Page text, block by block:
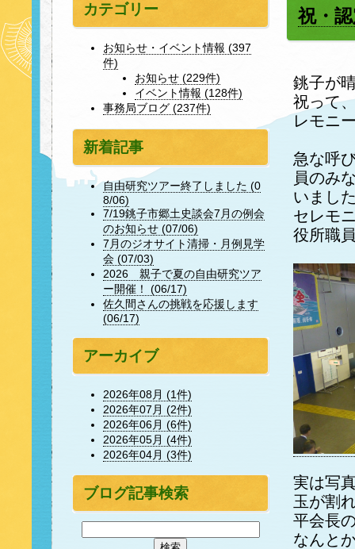
祝・
銚子が
祝って
レモニ
急な呼
員のみ
いまし
セレモ
役所職
実は写
玉が割
平会長
なんと
カテゴリー
お知らせ・イベント情報 (397
件)
お知らせ (229件)
イベント情報 (128件)
事務局ブログ (237件)
新着記事
自由研究ツアー終了しました (0
8/06)
7/19銚子市郷土史談会7月の例会
のお知らせ (07/06)
7月のジオサイト清掃・月例見学
会 (07/03)
2026 親子で夏の自由研究ツア
ー開催！ (06/17)
佐久間さんの挑戦を応援します
(06/17)
アーカイブ
2026年08月 (1件)
2026年07月 (2件)
2026年06月 (6件)
2026年05月 (4件)
2026年04月 (3件)
ブログ記事検索